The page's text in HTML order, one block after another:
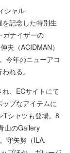
シャル
記念した特別生
ガナイザーの
夫（ACIDMAN）
今年のニューアコ
れる。
、ECサイトにて
プなアイテムに
Tシャツも登場。8
山のGallery
守矢努（ILA.